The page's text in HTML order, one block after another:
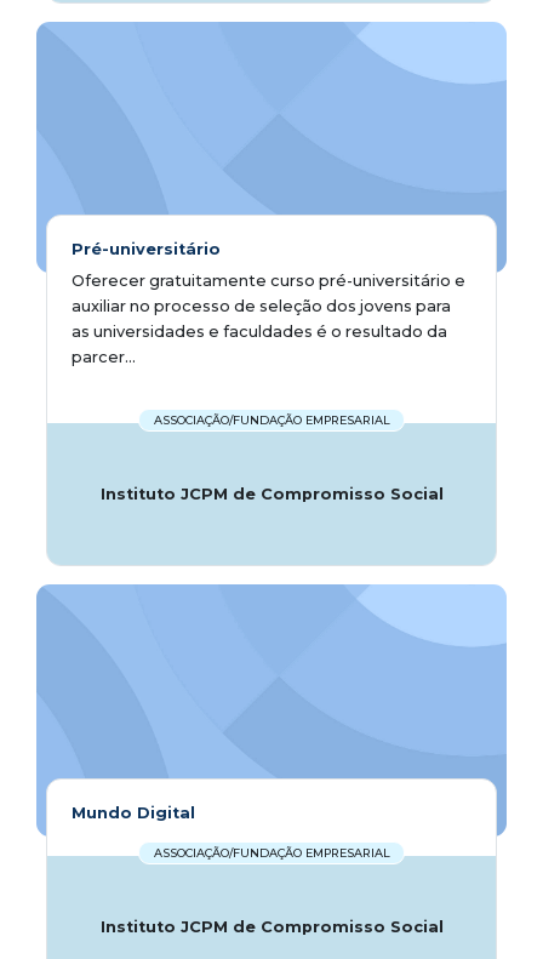
Pré-universitário
Oferecer gratuitamente curso pré-universitário e
auxiliar no processo de seleção dos jovens para
as universidades e faculdades é o resultado da
parcer...
ASSOCIAÇÃO/FUNDAÇÃO EMPRESARIAL
Instituto JCPM de Compromisso Social
Mundo Digital
ASSOCIAÇÃO/FUNDAÇÃO EMPRESARIAL
Instituto JCPM de Compromisso Social